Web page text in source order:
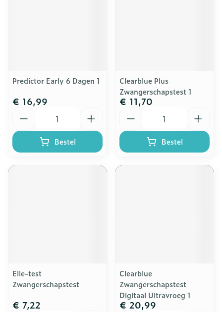
Predictor Early 6 Dagen 1
€ 16,99
Bestel
Clearblue Plus
Zwangerschapstest 1
€ 11,70
Bestel
Elle-test
Zwangerschapstest
€ 7,22
Clearblue
Zwangerschapstest
Digitaal Ultravroeg 1
€ 20,99